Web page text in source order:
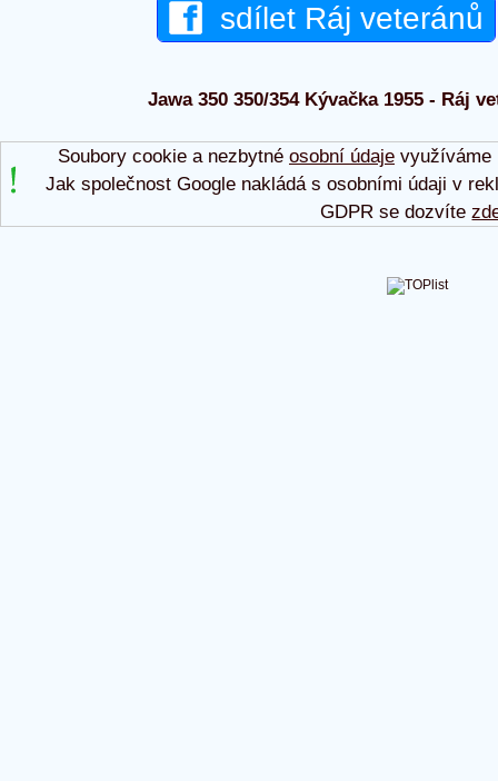
sdílet Ráj veteránů
Jawa 350 350/354 Kývačka 1955 - Ráj
Soubory cookie a nezbytné osobní údajevyužíváme
Jak společnost Google nakládá s osobními údaji v
GDPR se dozvíte